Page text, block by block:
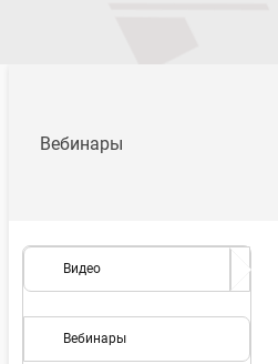
Вебинары
Видео
Вебинары